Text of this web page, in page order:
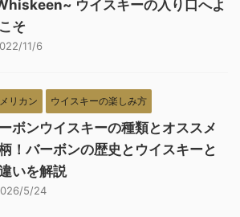
ウイスキーの入り口へよ
そ
11/6
リカン ウイスキーの楽しみ方
ボンウイスキーの種類とオススメ
！バーボンの歴史とウイスキーと
いを解説
5/24